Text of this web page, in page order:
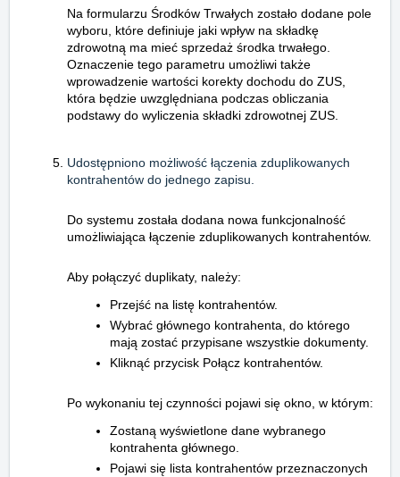
Na formularzu Środków Trwałych zostało dodane pole
wyboru, które definiuje jaki wpływ na składkę
zdrowotną ma mieć sprzedaż środka trwałego.
Oznaczenie tego parametru umożliwi także
wprowadzenie wartości korekty dochodu do ZUS,
która będzie uwzględniana podczas obliczania
podstawy do wyliczenia składki zdrowotnej ZUS.
Udostępniono możliwość łączenia zduplikowanych
kontrahentów do jednego zapisu.
Do systemu została dodana nowa funkcjonalność
umożliwiająca łączenie zduplikowanych kontrahentów.
Aby połączyć duplikaty, należy:
Przejść na listę kontrahentów.
Wybrać głównego kontrahenta, do którego
mają zostać przypisane wszystkie dokumenty.
Kliknąć przycisk Połącz kontrahentów.
Po wykonaniu tej czynności pojawi się okno, w którym:
Zostaną wyświetlone dane wybranego
kontrahenta głównego.
Pojawi się lista kontrahentów przeznaczonych